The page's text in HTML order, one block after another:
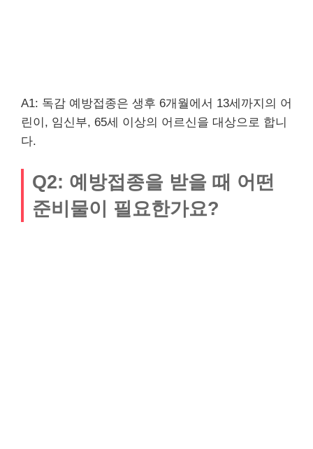
A1: 독감 예방접종은 생후 6개월에서 13세까지의 어
린이, 임신부, 65세 이상의 어르신을 대상으로 합니
다.
Q2: 예방접종을 받을 때 어떤
준비물이 필요한가요?